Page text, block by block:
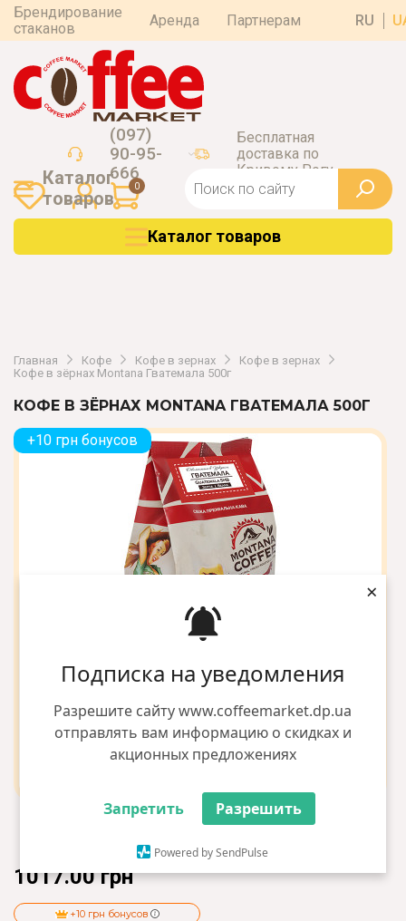
Подписка на уведомления
Разрешите сайту www.coffeemarket.dp.ua
отправлять вам информацию о скидках и
акционных предложениях
Запретить Разрешить
Powered by SendPulse
×
Брендирование
стаканов
Аренда Партнерам RU
(097)
90-95-
666
Бесплатная
доставка по
Кривому Рогу
0
Каталог
товаров
Каталог товаров
Главная Кофе Кофе в зернах
Кофе в зернах
Кофе в зёрнах Montana Гватемала 500г
КОФЕ В ЗЁРНАХ MONTANA ГВАТЕМАЛА 500Г
+10 грн бонусов
1017.00 грн
+10 грн бонусов